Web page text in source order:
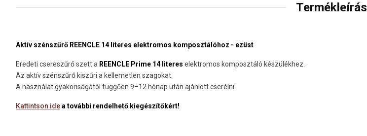
Termékleírás
Aktív szénszűrő REENCLE 14 literes elektromos komposztálóhoz - ezüst
Eredeti csereszűrő szett a REENCLE Prime 14 literes elektromos komposztáló készülékhez.
Az aktív szénszűrő kiszűri a kellemetlen szagokat.
A használat gyakoriságától függően 9–12 hónap után ajánlott cserélni.
Kattintson idea további rendelhető kiegészítőkért!